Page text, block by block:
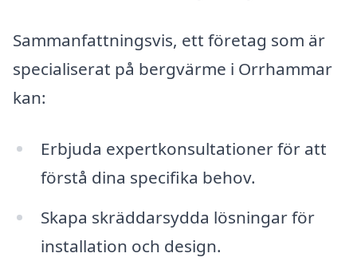
Sammanfattningsvis, ett företag som är
specialiserat på bergvärme i Orrhammar
kan:
Erbjuda expertkonsultationer för att
förstå dina specifika behov.
Skapa skräddarsydda lösningar för
installation och design.